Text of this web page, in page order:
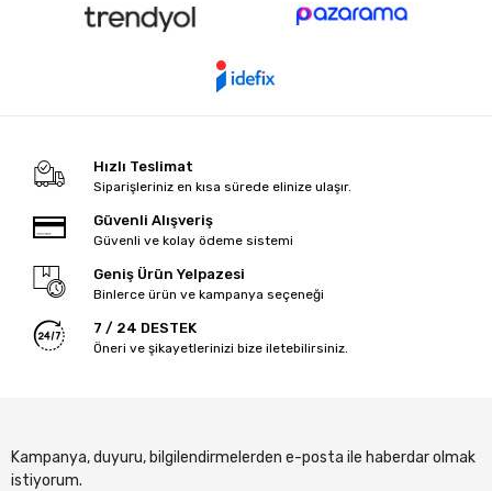
Hızlı Teslimat
Siparişleriniz en kısa sürede elinize ulaşır.
Güvenli Alışveriş
Güvenli ve kolay ödeme sistemi
Geniş Ürün Yelpazesi
Binlerce ürün ve kampanya seçeneği
7 / 24 DESTEK
Öneri ve şikayetlerinizi bize iletebilirsiniz.
Kampanya, duyuru, bilgilendirmelerden e-posta ile haberdar olmak
istiyorum.